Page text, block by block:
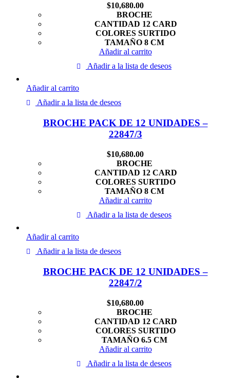
$10,680.00
BROCHE
CANTIDAD 12 CARD
COLORES SURTIDO
TAMAÑO 8 CM
Añadir al carrito
Añadir a la lista de deseos
Añadir al carrito
Añadir a la lista de deseos
BROCHE PACK DE 12 UNIDADES –
22847/3
$10,680.00
BROCHE
CANTIDAD 12 CARD
COLORES SURTIDO
TAMAÑO 8 CM
Añadir al carrito
Añadir a la lista de deseos
Añadir al carrito
Añadir a la lista de deseos
BROCHE PACK DE 12 UNIDADES –
22847/2
$10,680.00
BROCHE
CANTIDAD 12 CARD
COLORES SURTIDO
TAMAÑO 6.5 CM
Añadir al carrito
Añadir a la lista de deseos